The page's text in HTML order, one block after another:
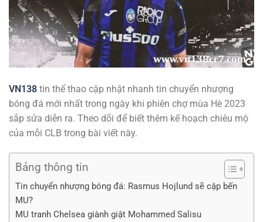
VN138 tin thể thao cập nhật nhanh tin chuyển nhượng
bóng đá mới nhất trong ngày khi phiên chợ mùa Hè 2023
sắp sửa diễn ra. Theo dõi để biết thêm kế hoạch chiêu mộ
của mỗi CLB trong bài viết này.
Bảng thông tin
Tin chuyển nhượng bóng đá: Rasmus Hojlund sẽ cập bến
MU?
MU tranh Chelsea giành giật Mohammed Salisu